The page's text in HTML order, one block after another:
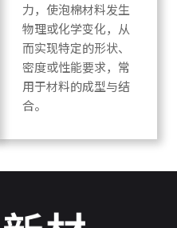
力，使泡棉材料发生
物理或化学变化，从
而实现特定的形状、
密度或性能要求，常
用于材料的成型与结
合。